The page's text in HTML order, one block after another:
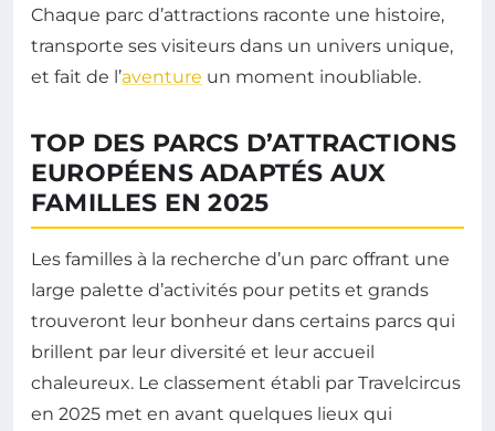
Chaque parc d’attractions raconte une histoire,
transporte ses visiteurs dans un univers unique,
et fait de l’aventure un moment inoubliable.
TOP DES PARCS D’ATTRACTIONS
EUROPÉENS ADAPTÉS AUX
FAMILLES EN 2025
Les familles à la recherche d’un parc offrant une
large palette d’activités pour petits et grands
trouveront leur bonheur dans certains parcs qui
brillent par leur diversité et leur accueil
chaleureux. Le classement établi par Travelcircus
en 2025 met en avant quelques lieux qui